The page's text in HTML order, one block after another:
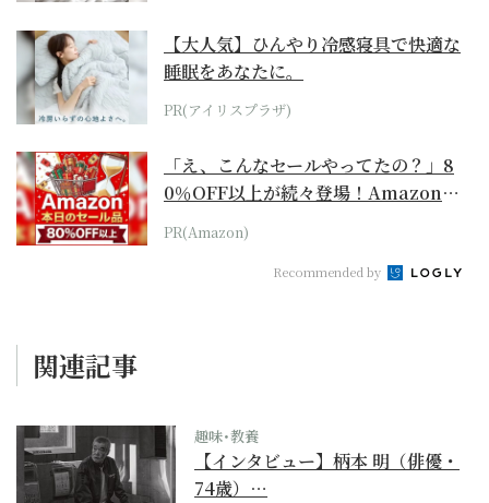
【大人気】ひんやり冷感寝具で快適な
睡眠をあなたに。
PR(アイリスプラザ)
「え、こんなセールやってたの？」8
0％OFF以上が続々登場！Amazonの
本気が...
PR(Amazon)
Recommended by
関連記事
趣味･教養
【インタビュー】柄本 明（俳優・
74歳）…